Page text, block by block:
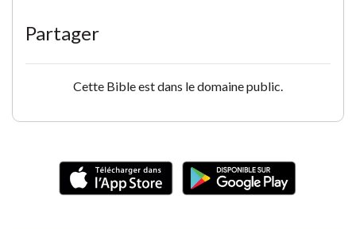
Partager
Cette Bible est dans le domaine public.